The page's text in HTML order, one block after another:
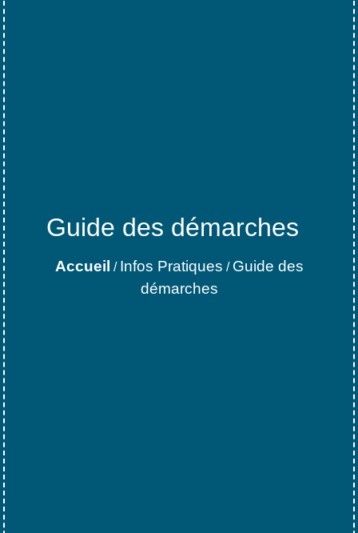
Guide des démarches
Accueil / Infos Pratiques / Guide des
démarches